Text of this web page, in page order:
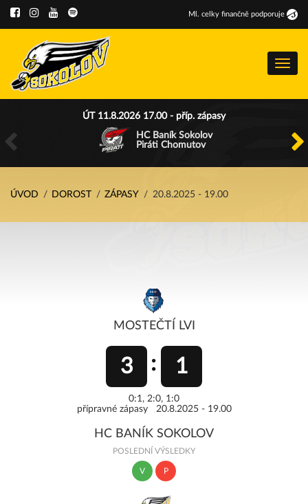
Ml . celky finančně podporuje
Menu
ÚT 11.8.2026 17.00 - příp. zápasy
HC Baník Sokolov
Piráti Chomutov
ÚVOD DOROST ZÁPASY 20.8.2025 - 19.00
MOSTEČTÍ LVI
3 1
0:1, 2:0, 1:0
přípravné zápasy 20.8.2025 - 19.00
HC BANÍK SOKOLOV
POSLEDNÍ VÝSLEDKY
V P